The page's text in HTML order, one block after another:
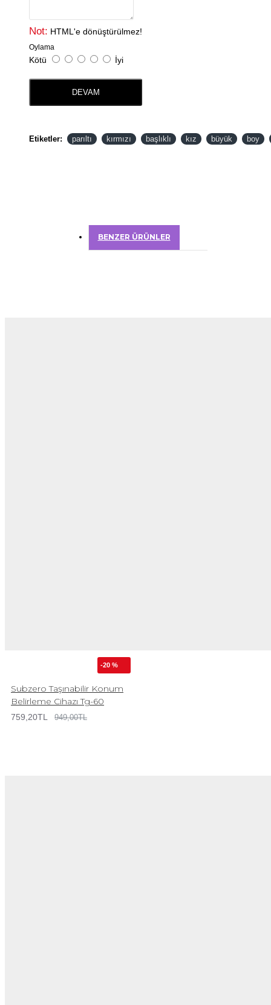
Not: HTML'e dönüştürülmez!
Oylama
Kötü İyi
DEVAM
Etiketler: parıltı kırmızı başlıklı kız büyük boy
BENZER ÜRÜNLER
-20 %
Subzero Taşınabilir Konum
Belirleme Cihazı Tg-60
759,20TL 949,00TL